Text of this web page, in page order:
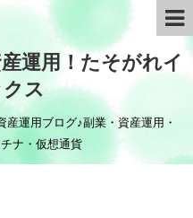
運用！たそがれイ
ス
運用ブログ♪副業・資産運用・
ナ・仮想通貨